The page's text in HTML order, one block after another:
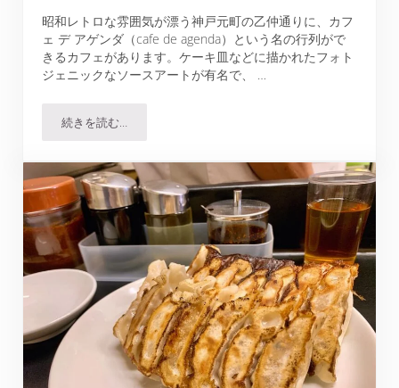
昭和レトロな雰囲気が漂う神戸元町の乙仲通りに、カフ
ェ デ アゲンダ（cafe de agenda）という名の行列がで
きるカフェがあります。ケーキ皿などに描かれたフォト
ジェニックなソースアートが有名で、 …
続きを読む…カフェ デ アゲンダでインスタ映え確実のいちごパフェを